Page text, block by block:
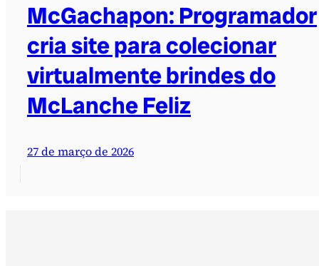
McGachapon: Programador
cria site para colecionar
virtualmente brindes do
McLanche Feliz
27 de março de 2026